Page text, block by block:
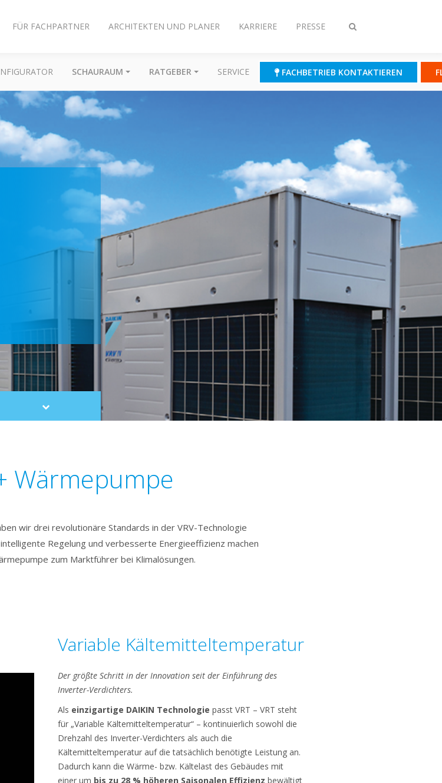
Suche
FÜR FACHPARTNER ARCHITEKTEN UND PLANER KARRIERE PRESSE
SCHAURAUM RATGEBER SERVICE FACHBETRIEB KONTAKTIEREN
Scroll
to
Wärmepumpe
wir drei revolutionäre Standards in der VRV-Technologie
Regelung und verbesserte Energieeffizienz machen
zum Marktführer bei Klimalösungen.
Variable Kältemitteltemperatur
Der größte Schritt in der Innovation seit der Einführung des
Inverter-Verdichters.
Als einzigartige DAIKIN Technologie passt VRT – VRT steht
für „Variable Kältemitteltemperatur“ – kontinuierlich sowohl die
Drehzahl des Inverter-Verdichters als auch die
Kältemitteltemperatur auf die tatsächlich benötigte Leistung an.
Dadurch kann die Wärme- bzw. Kältelast des Gebäudes mit
einer um bis zu 28 % höheren Saisonalen Effizienz bewältigt